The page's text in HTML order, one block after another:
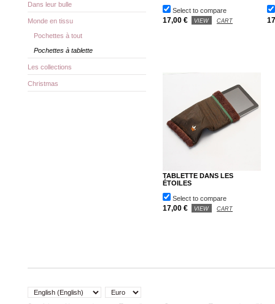
Select to compare
17,00 € VIEW CART
TABLETTE DANS LES
ÉTOILES
Select to compare
17,00 € VIEW CART
Dans leur bulle
Monde en tissu
Pochettes à tout
Pochettes à tablette
Les collections
Christmas